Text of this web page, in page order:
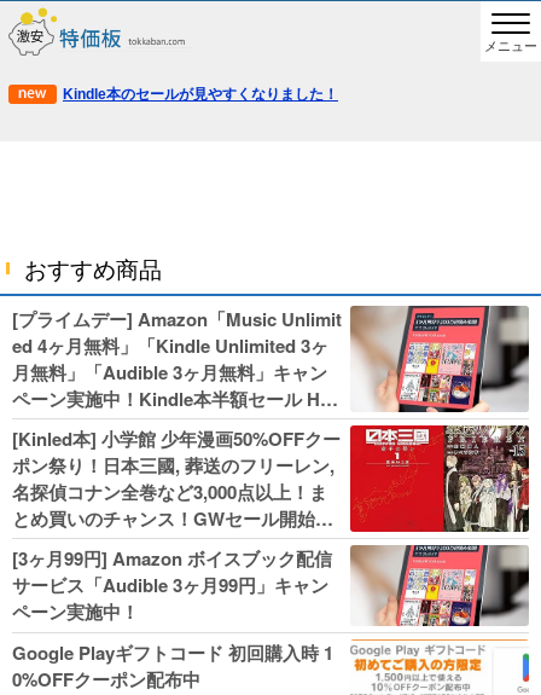
メニュー
Kindle本のセールが見やすくなりました！
おすすめ商品
[プライムデー] Amazon「Music Unlimit
ed 4ヶ月無料」「Kindle Unlimited 3ヶ
月無料」「Audible 3ヶ月無料」キャン
ペーン実施中！Kindle本半額セール HU
NTER×HUNTERなど集英社、無職転生,
幼女戦記などKADOKAWA、キャプテン
翼100円セールも！
[Kinled本] 小学館 少年漫画50%OFFクー
ポン祭り！日本三國, 葬送のフリーレン,
名探偵コナン全巻など3,000点以上！ま
とめ買いのチャンス！GWセール開始！
人気コミック多数 カドカワ祭やIT関連本
がセールに！
[3ヶ月99円] Amazon ボイスブック配信
サービス「Audible 3ヶ月99円」キャン
ペーン実施中！
Google Playギフトコード 初回購入時 1
0%OFFクーポン配布中